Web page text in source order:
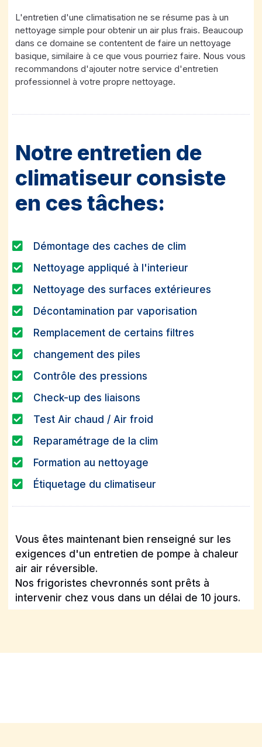
L'entretien d'une climatisation ne se résume pas à un
nettoyage simple pour obtenir un air plus frais. Beaucoup
dans ce domaine se contentent de faire un nettoyage
basique, similaire à ce que vous pourriez faire. Nous vous
recommandons d'ajouter notre service d'entretien
professionnel à votre propre nettoyage.
Notre entretien de
climatiseur consiste
en ces tâches:
Démontage des caches de clim
Nettoyage appliqué à l'interieur
Nettoyage des surfaces extérieures
Décontamination par vaporisation
Remplacement de certains filtres
changement des piles
Contrôle des pressions
Check-up des liaisons
Test Air chaud / Air froid
Reparamétrage de la clim
Formation au nettoyage
Étiquetage du climatiseur
Vous êtes maintenant bien renseigné sur les
exigences d'un entretien de pompe à chaleur
air air réversible.
Nos frigoristes chevronnés sont prêts à
intervenir chez vous dans un délai de 10 jours.